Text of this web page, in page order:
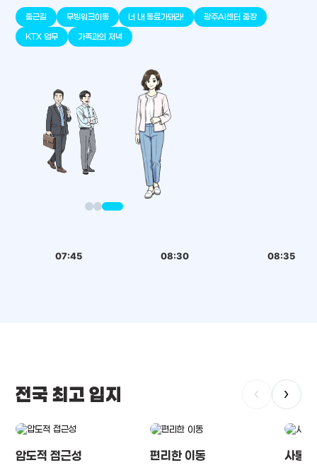
천안
세종
판교 오송
대덕 원주
출근길 무빙워크이동 너 내 동료가돼라! 광주AI센터 출장
KTX 업무 가족과의 저녁
07:45 08:30 08:35
전국 최고 입지 ‹ ›
압도적 접근성 편리한 이동 사통